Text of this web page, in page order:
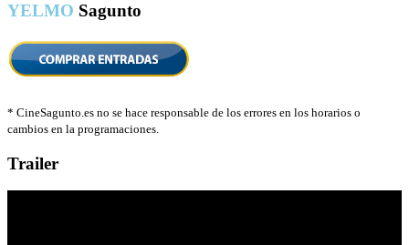
YELMO Sagunto
* CineSagunto.es no se hace responsable de los errores en los horarios o
cambios en la programaciones.
Trailer